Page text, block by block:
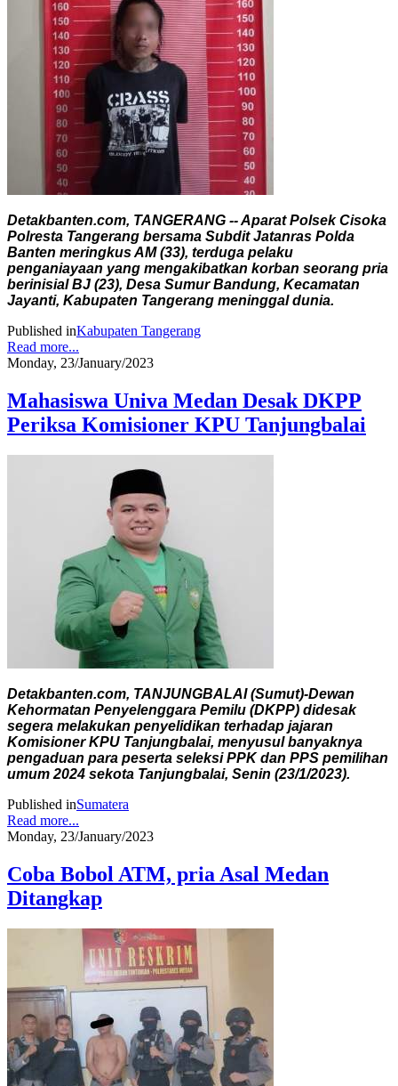
Detakbanten.com, TANGERANG -- Aparat Polsek Cisoka
Polresta Tangerang bersama Subdit Jatanras Polda
Banten meringkus AM (33), terduga pelaku
penganiayaan yang mengakibatkan korban seorang pria
berinisial BJ (23), Desa Sumur Bandung, Kecamatan
Jayanti, Kabupaten Tangerang meninggal dunia.
Published inKabupaten Tangerang
Read more...
Monday, 23/January/2023
Mahasiswa Univa Medan Desak DKPP
Periksa Komisioner KPU Tanjungbalai
Detakbanten.com, TANJUNGBALAI (Sumut)-Dewan
Kehormatan Penyelenggara Pemilu (DKPP) didesak
segera melakukan penyelidikan terhadap jajaran
Komisioner KPU Tanjungbalai, menyusul banyaknya
pengaduan para peserta seleksi PPK dan PPS pemilihan
umum 2024 sekota Tanjungbalai, Senin (23/1/2023).
Published inSumatera
Read more...
Monday, 23/January/2023
Coba Bobol ATM, pria Asal Medan
Ditangkap